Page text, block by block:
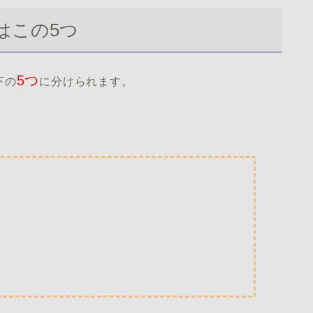
この5つ
の5つに分けられます。